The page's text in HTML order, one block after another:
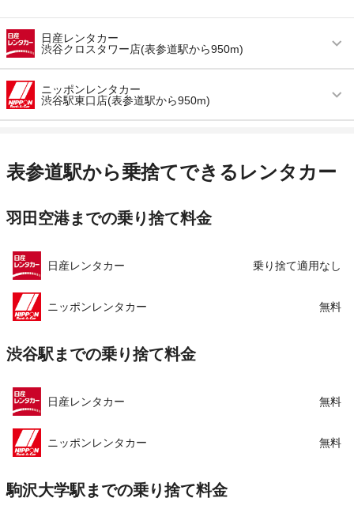
日産レンタカー
渋谷クロスタワー店(表参道駅から950m)
営業時間 毎日 08:00 ～ 20:00
アクセス 渋谷駅より徒歩で約5分（送迎なし）
店舗詳細 店舗詳細ページはこちら
ニッポンレンタカー
渋谷駅東口店(表参道駅から950m)
アクセス 渋谷駅より徒歩で約3分（送迎なし）
店舗詳細 店舗詳細ページはこちら
表参道駅から乗捨てできるレンタカー
羽田空港までの乗り捨て料金
日産レンタカー 乗り捨て適用なし
ニッポンレンタカー 無料
渋谷駅までの乗り捨て料金
日産レンタカー 無料
ニッポンレンタカー 無料
駒沢大学駅までの乗り捨て料金